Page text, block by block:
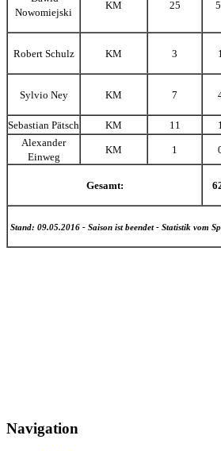
Nowomiejski
KM 25
Robert Schulz KM 3 1
Sylvio Ney KM 7
Sebastian Pätsch KM 11 1
Alexander
Einweg
KM 1
Gesamt:
Stand: 09.05.2016 - Saison ist beendet - Statistik vom
Navigation